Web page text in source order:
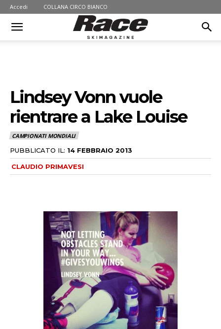
Accedi COLLANA CIRCO BIANCO
Lindsey Vonn vuole
rientrare a Lake Louise
CAMPIONATI MONDIALI
PUBBLICATO IL: 14 FEBBRAIO 2013
CLAUDIO PRIMAVESI